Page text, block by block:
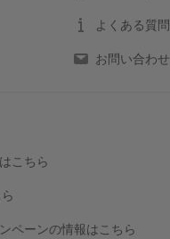
よくある質問
お問い合わせ
こちら
ペーンの情報はこちら